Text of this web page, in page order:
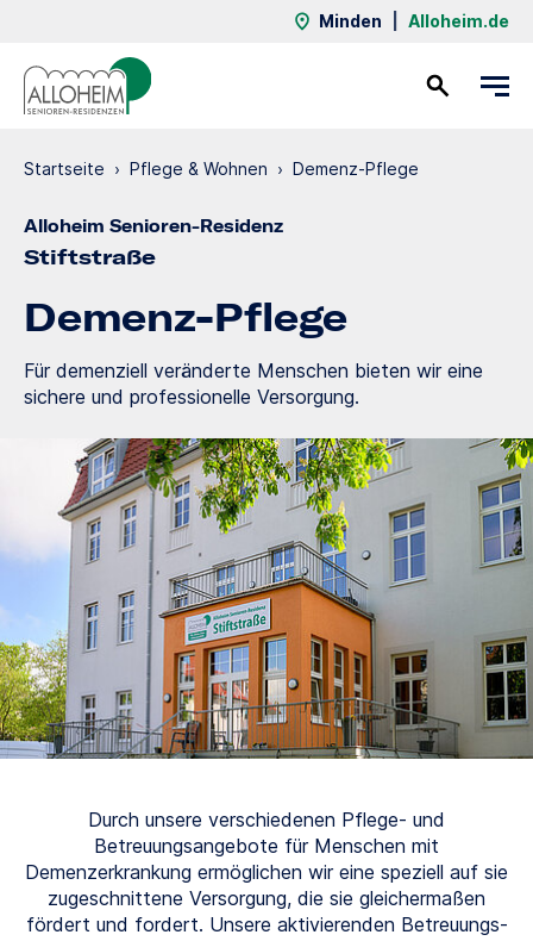
Minden Alloheim.de
Startseite › Pflege & Wohnen › Demenz-Pflege
Alloheim Senioren-Residenz
Stiftstraße
Demenz-Pflege
Für demenziell veränderte Menschen bieten wir eine
sichere und professionelle Versorgung.
Durch unsere verschiedenen Pflege- und
Betreuungsangebote für Menschen mit
Demenzerkrankung ermöglichen wir eine speziell auf sie
zugeschnittene Versorgung, die sie gleichermaßen
fördert und fordert. Unsere aktivierenden Betreuungs-